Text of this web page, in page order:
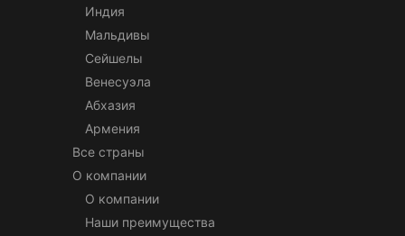
Индия
Мальдивы
Сейшелы
Венесуэла
Абхазия
Армения
Все страны
О компании
О компании
Наши преимущества